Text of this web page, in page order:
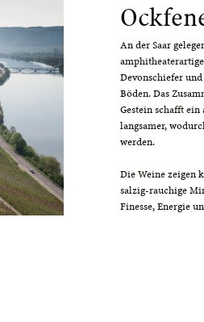
An der Saar
Devonschiefer
Böden. Das
Gestein schafft
langsamer,
werden.
Die Weine zeigen
salzig-rauchige
Finesse, Energie